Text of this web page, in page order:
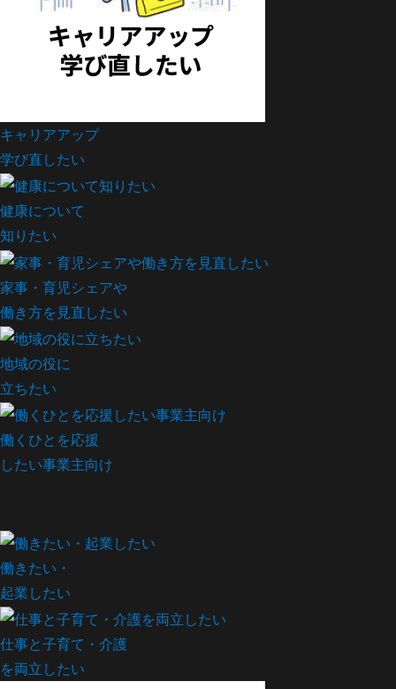
キャリアアップ
学び直したい
健康について
知りたい
家事・育児シェアや
働き方を見直したい
地域の役に
立ちたい
働くひとを応援
したい事業主向け
働きたい・
起業したい
仕事と子育て・介護
を両立したい